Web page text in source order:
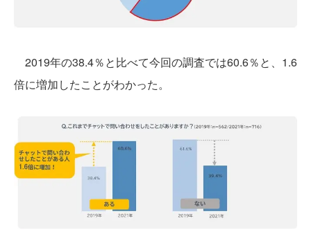
2019年の38.4％と比べて今回の調査では60.6％と、1.6
倍に増加したことがわかった。